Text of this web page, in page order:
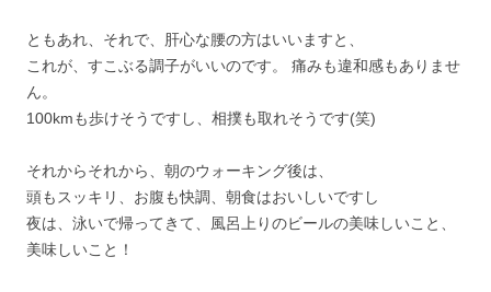
ともあれ、それで、肝心な腰の方はいいますと、
これが、すこぶる調子がいいのです。 痛みも違和感もありませ
ん。
100kmも歩けそうですし、相撲も取れそうです(笑)
それからそれから、朝のウォーキング後は、
頭もスッキリ、お腹も快調、朝食はおいしいですし
夜は、泳いで帰ってきて、風呂上りのビールの美味しいこと、
美味しいこと！